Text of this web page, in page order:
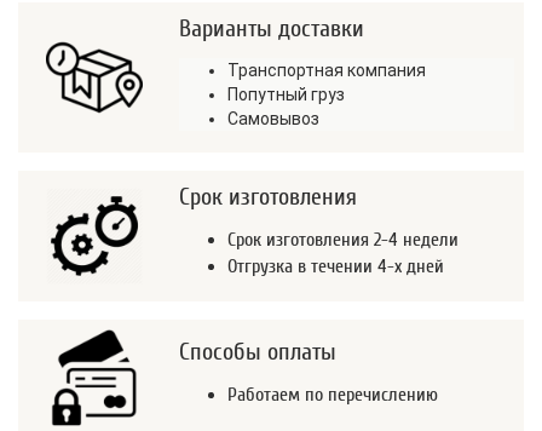
Варианты доставки
Транспортная компания
Попутный груз
Самовывоз
Срок изготовления
Срок изготовления 2-4 недели
Отгрузка в течении 4-х дней
Способы оплаты
Работаем по перечислению